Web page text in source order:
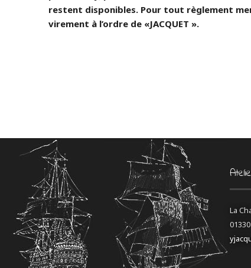
restent disponibles. Pour tout règlement
virement à l’ordre de «JACQUET ».
La